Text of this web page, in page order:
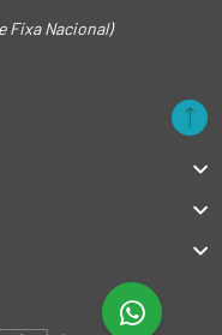
Fixa Nacional)